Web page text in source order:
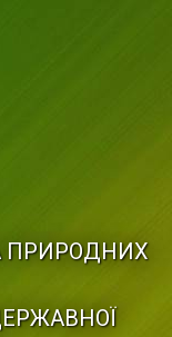
ПРИРОДНИХ